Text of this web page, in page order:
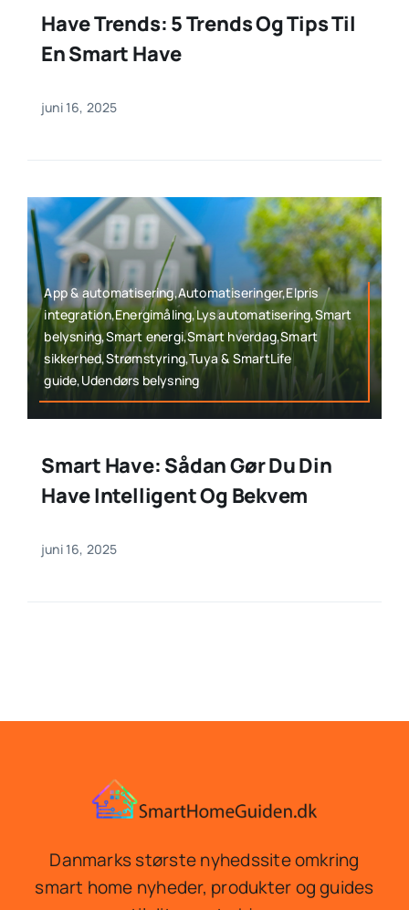
Have Trends: 5 Trends Og Tips Til
En Smart Have
juni 16, 2025
App & automatisering,Automatiseringer,Elpris
integration,Energimåling,Lys automatisering,Smart
belysning,Smart energi,Smart hverdag,Smart
sikkerhed,Strømstyring,Tuya & SmartLife
guide,Udendørs belysning
Smart Have: Sådan Gør Du Din
Have Intelligent Og Bekvem
juni 16, 2025
Danmarks største nyhedssite omkring
smart home nyheder, produkter og guides